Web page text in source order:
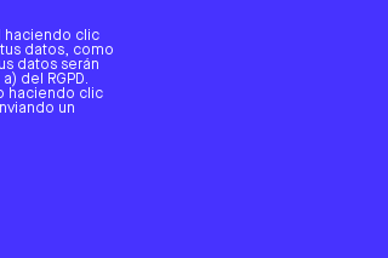
haciendo clic
datos, como
datos serán
del RGPD.
haciendo clic
un